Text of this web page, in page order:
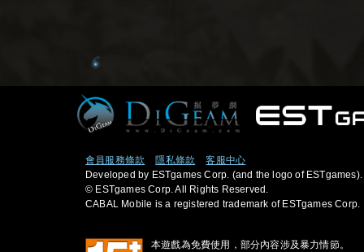
會員服務條款 隱私條款
客服中心
Developed by ESTgames Corp. (and the logo of ESTgames).
© ESTgames Corp. All Rights Reserved.
CABAL Mobile is a registered trademark of ESTgames Corp.
本遊戲為免費使用，部分內容涉及暴力情節。